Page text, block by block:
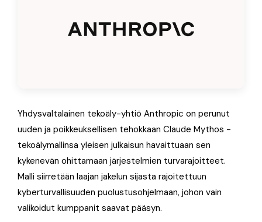
Yhdysvaltalainen tekoäly-yhtiö Anthropic on perunut
uuden ja poikkeuksellisen tehokkaan Claude Mythos -
tekoälymallinsa yleisen julkaisun havaittuaan sen
kykenevän ohittamaan järjestelmien turvarajoitteet.
Malli siirretään laajan jakelun sijasta rajoitettuun
kyberturvallisuuden puolustusohjelmaan, johon vain
valikoidut kumppanit saavat pääsyn.